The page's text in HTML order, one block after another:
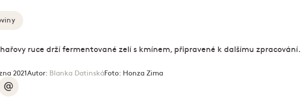
2021 Autor: Blanka DatinskáFoto: Honza Zima